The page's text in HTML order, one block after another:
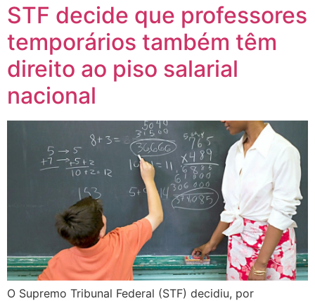
STF decide que professores
temporários também têm
direito ao piso salarial
nacional
O Supremo Tribunal Federal (STF) decidiu, por